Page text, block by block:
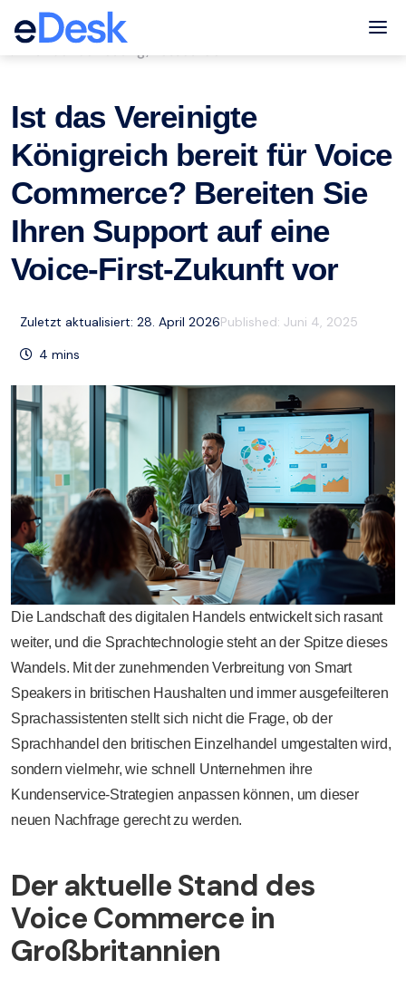
eCommerce Support Central
Ist das Vereinigte
Königreich bereit für Voice
Commerce? Bereiten Sie
Ihren Support auf eine
Voice-First-Zukunft vor
Zuletzt aktualisiert: 28. April 2026Published: Juni 4, 2025
4 mins
Die Landschaft des digitalen Handels entwickelt sich rasant
weiter, und die Sprachtechnologie steht an der Spitze dieses
Wandels. Mit der zunehmenden Verbreitung von Smart
Speakers in britischen Haushalten und immer ausgefeilteren
Sprachassistenten stellt sich nicht die Frage, ob der
Sprachhandel den britischen Einzelhandel umgestalten wird,
sondern vielmehr, wie schnell Unternehmen ihre
Kundenservice-Strategien anpassen können, um dieser
neuen Nachfrage gerecht zu werden.
Der aktuelle Stand des
Voice Commerce in
Großbritannien